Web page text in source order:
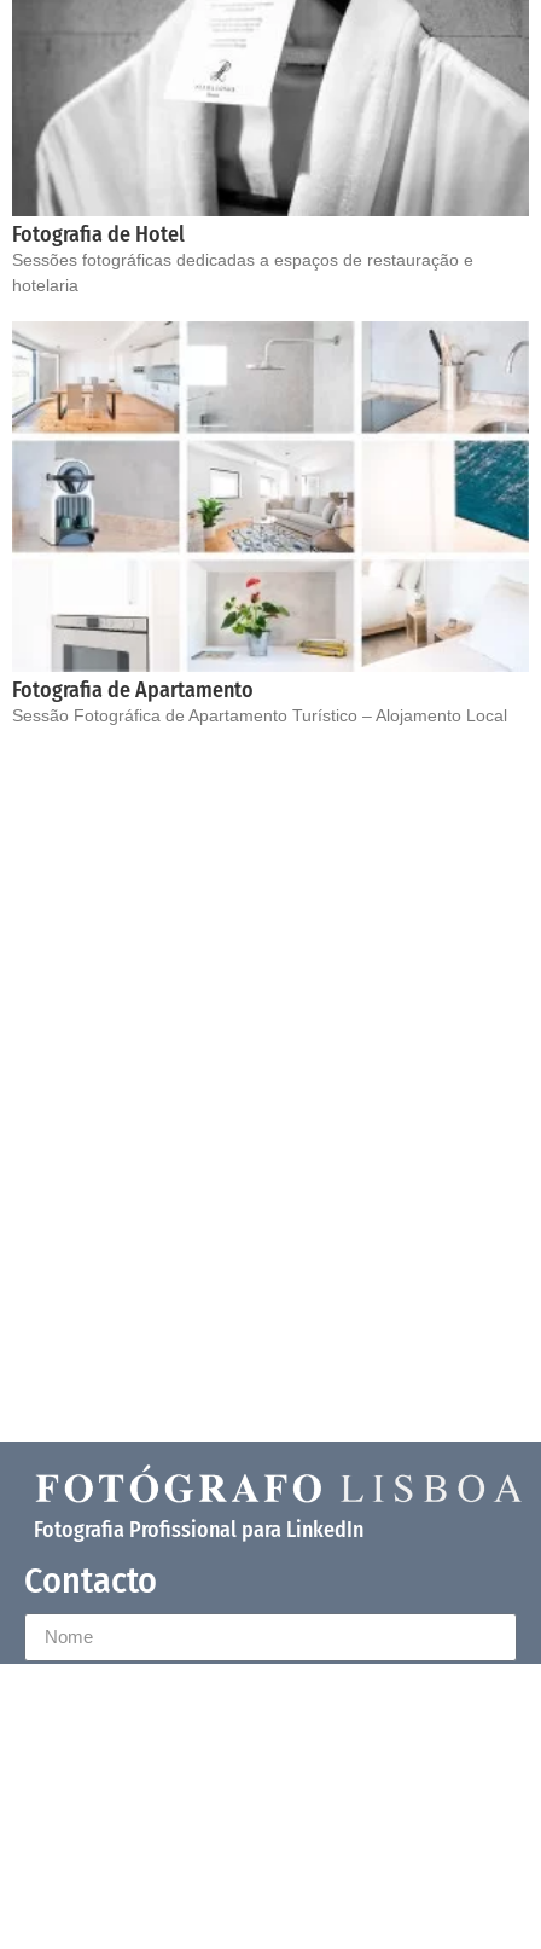
Fotografia de Hotel
Sessões fotográficas dedicadas a espaços de restauração e
hotelaria
Fotografia de Apartamento
Sessão Fotográfica de Apartamento Turístico – Alojamento Local
Fotografia Profissional para LinkedIn
Contacto